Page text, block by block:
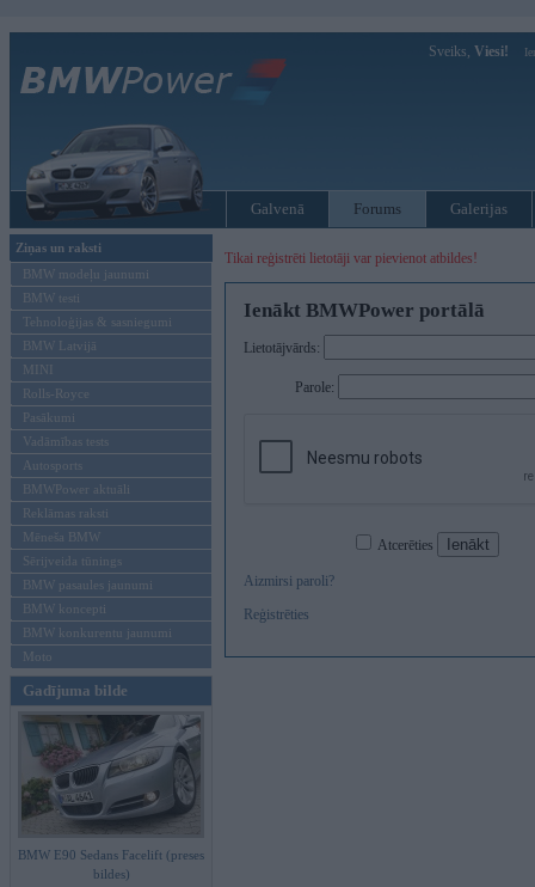
Sveiks, Viesi!
Galvenā Forums Galerijas
Ziņas un raksti
BMW modeļu jaunumi
BMW testi
Tehnoloģijas & sasniegumi
BMW Latvijā
MINI
Rolls-Royce
Pasākumi
Vadāmības tests
Autosports
BMWPower aktuāli
Reklāmas raksti
Mēneša BMW
Sērijveida tūnings
BMW pasaules jaunumi
BMW koncepti
BMW konkurentu jaunumi
Moto
Gadījuma bilde
BMW E90 Sedans Facelift (preses
bildes)
Tikai reģistrēti lietotāji var pievienot atbildes!
Ienākt BMWPower portālā
Lietotājvārds:
Parole:
Atcerēties
Aizmirsi paroli?
Reģistrēties